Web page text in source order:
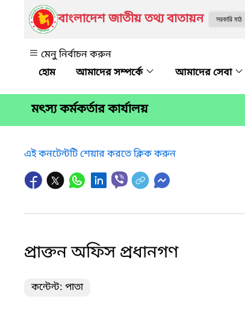
বাংলাদেশ জাতীয় তথ্য বাতায়ন
মেনু নির্বাচন করুন
আমাদের সম্পর্কে
আমাদের সেবা
মৎস্য কর্মকর্তার কার্যালয়
এই কনটেন্টটি শেয়ার করতে ক্লিক করুন
প্রাক্তন অফিস প্রধানগণ
কন্টেন্ট: পাতা